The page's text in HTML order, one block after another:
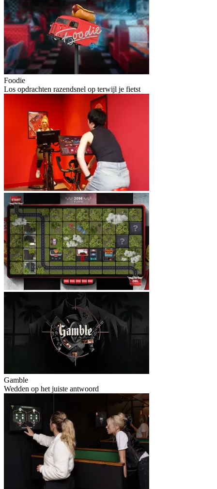
Foodie
Los opdrachten razendsnel op terwijl je fietst
Gamble
Wedden op het juiste antwoord